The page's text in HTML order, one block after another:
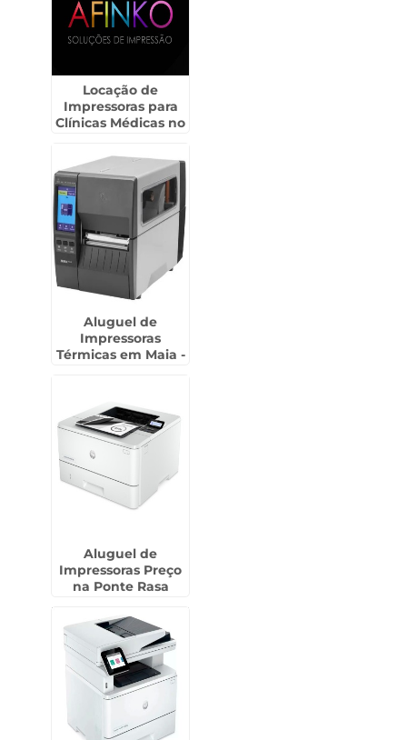
Locação de
Impressoras para
Clínicas Médicas no
Aluguel de
Impressoras
Térmicas em Maia -
Aluguel de
Impressoras Preço
na Ponte Rasa